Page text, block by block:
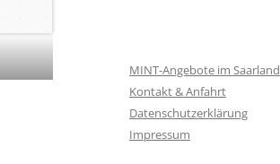
MINT-Angebote im Saarland
Kontakt & Anfahrt
Datenschutzerklärung
Impressum